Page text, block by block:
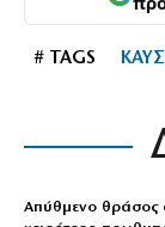
# TAGS
Απύθμενο θράσος